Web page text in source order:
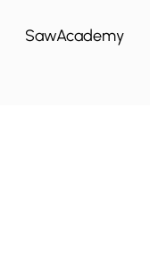
SawAcademy